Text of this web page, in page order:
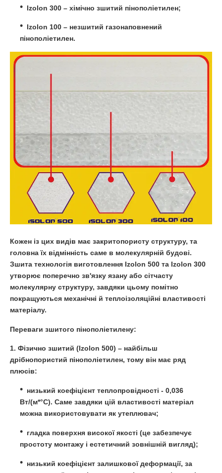
Izolon 300 – хімічно зшитий пінополіетилен;
Izolon 100 – незшитий газонаповнений
пінополіетилен.
Кожен із цих видів має закритопористу структуру, та
головна їх відмінність саме в молекулярній будові.
Зшита технологія виготовлення Izolon 500 та Izolon 300
утворює поперечно зв'язку язану або сітчасту
молекулярну структуру, завдяки цьому помітно
покращуються механічні й теплоізоляційні властивості
матеріалу.
Переваги зшитого пінополіетилену:
1. Фізично зшитий (Izolon 500) – найбільш
дрібнопористий пінополіетилен, тому він має ряд
плюсів:
низький коефіцієнт теплопровідності - 0,036
Вт/(м*°С). Саме завдяки цій властивості матеріал
можна використовувати як утеплювач;
гладка поверхня високої якості (це забезпечує
простоту монтажу і естетичний зовнішній вигляд);
низький коефіцієнт залишкової деформації, за